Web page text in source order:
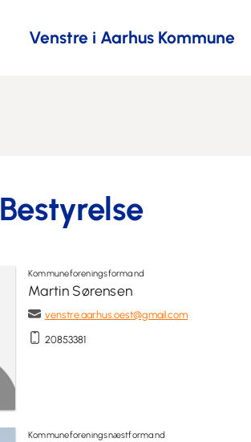
Venstre i Aarhus Kommune
Bestyrelse
Kommuneforeningsformand
Martin Sørensen
venstre.aarhus.oest@gmail.com
20853381
Kommuneforeningsnæstformand